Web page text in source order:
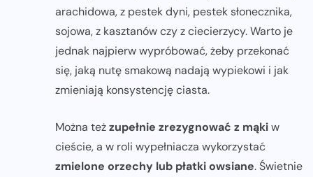
arachidowa, z pestek dyni, pestek słonecznika,
sojowa, z kasztanów czy z ciecierzycy. Warto je
jednak najpierw wypróbować, żeby przekonać
się, jaką nutę smakową nadają wypiekowi i jak
zmieniają konsystencję ciasta.
Można teżzupełnie zrezygnować z mąkiw
cieście, a w roli wypełniacza wykorzystać
zmielone orzechy lub płatki owsiane. Świetnie